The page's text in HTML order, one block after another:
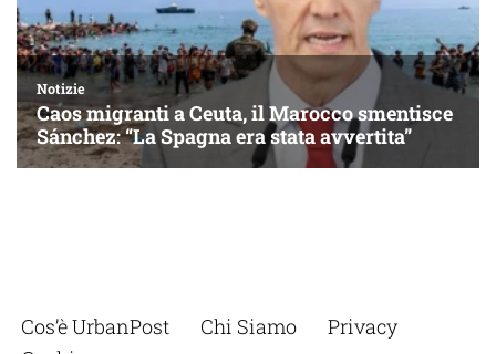
Cos’è UrbanPost Chi Siamo
Privacy